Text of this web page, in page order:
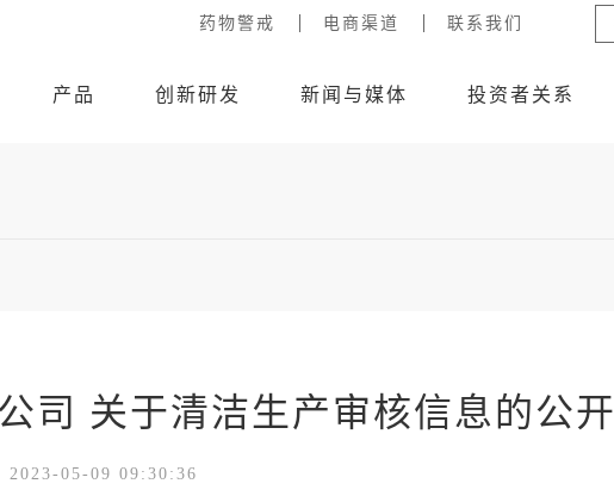
联系我们
电商渠道
药物警戒
产品 创新研发 新闻与媒体 投资者关系
司 关于清洁生产审核信息的公开
2023-05-09 09:30:36